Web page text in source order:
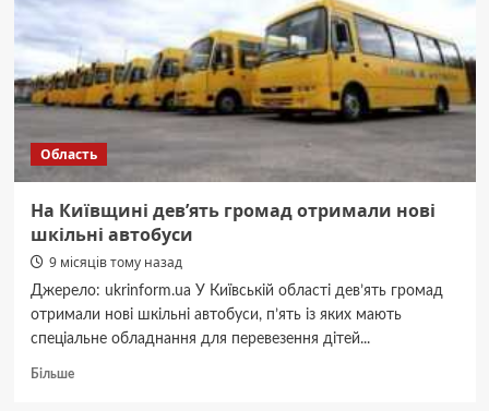
реабілітації
(ФОТО)
Область
На Київщині дев’ять громад отримали нові
шкільні автобуси
9 місяців тому назад
Джерело: ukrinform.ua У Київській області дев’ять громад
отримали нові шкільні автобуси, п’ять із яких мають
спеціальне обладнання для перевезення дітей...
БільшеДокладніше